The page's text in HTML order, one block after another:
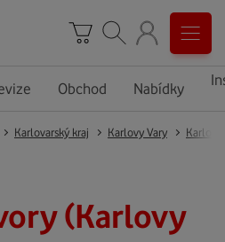
Obchod Nabídky
Karlovarský kraj Karlovy Vary Karlovy
(Karlovy